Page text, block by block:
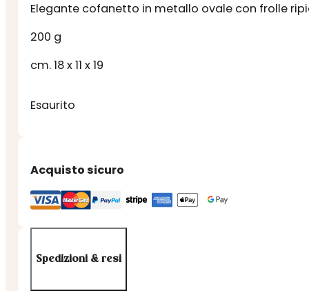
Elegante cofanetto in metallo ovale con frolle
200 g
cm. 18 x 11 x 19
Esaurito
Acquisto sicuro
Spedizioni & resi